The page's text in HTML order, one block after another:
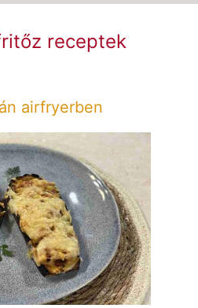
receptek
airfryerben